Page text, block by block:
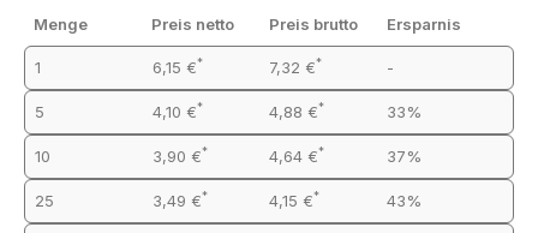
Menge Preis netto Preis brutto Ersparnis
1 6,15 €* 7,32 €* -
5 4,10 €* 4,88 €* 33%
10 3,90 €* 4,64 €* 37%
25 3,49 €* 4,15 €* 43%